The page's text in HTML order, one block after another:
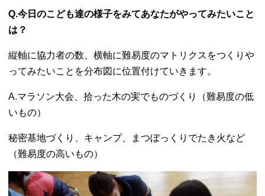
Q.今日のこども達の様子をみてあなたがやってみたいこと
は？
縦軸に協力者の数、横軸に難易度のマトリクスをつくりや
ってみたいことを分布図に位置付けていきます。
A.マラソン大会、拾った木の実でものづくり（難易度の低
いもの）
秘密基地づくり、キャンプ、まつぼっくりでたき火など
（難易度の高いもの）